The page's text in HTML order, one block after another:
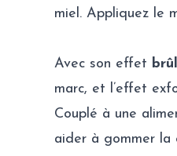
miel. Appliquez le
Avec son effet
marc, et l’effet
Couplé à une
aider à gommer la